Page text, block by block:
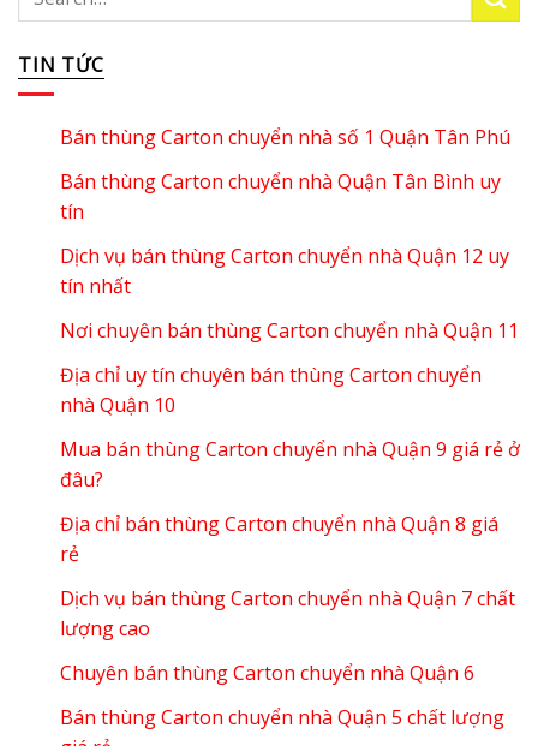
TIN TỨC
Bán thùng Carton chuyển nhà số 1 Quận Tân Phú
Bán thùng Carton chuyển nhà Quận Tân Bình uy
tín
Dịch vụ bán thùng Carton chuyển nhà Quận 12 uy
tín nhất
Nơi chuyên bán thùng Carton chuyển nhà Quận 11
Địa chỉ uy tín chuyên bán thùng Carton chuyển
nhà Quận 10
Mua bán thùng Carton chuyển nhà Quận 9 giá rẻ ở
đâu?
Địa chỉ bán thùng Carton chuyển nhà Quận 8 giá
rẻ
Dịch vụ bán thùng Carton chuyển nhà Quận 7 chất
lượng cao
Chuyên bán thùng Carton chuyển nhà Quận 6
Bán thùng Carton chuyển nhà Quận 5 chất lượng